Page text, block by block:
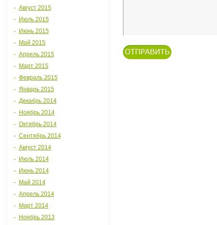
Август 2015
Июль 2015
Июнь 2015
Май 2015
Апрель 2015
Март 2015
Февраль 2015
Январь 2015
Декабрь 2014
Ноябрь 2014
Октябрь 2014
Сентябрь 2014
Август 2014
Июль 2014
Июнь 2014
Май 2014
Апрель 2014
Март 2014
Ноябрь 2013